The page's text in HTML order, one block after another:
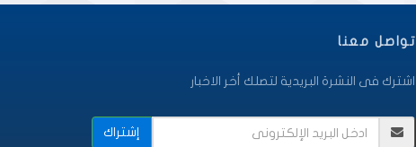
تواصل معنا
اشترك فى النشرة البريدية لتصلك أخر الاخبار